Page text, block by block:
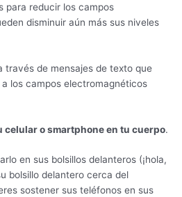
para reducir los campos
disminuir aún más sus niveles
través de mensajes de texto que
los campos electromagnéticos
celular o smartphone en tu cuerpo.
en sus bolsillos delanteros (¡hola,
bolsillo delantero cerca del
sostener sus teléfonos en sus